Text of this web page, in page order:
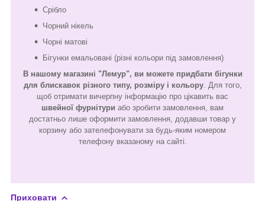
Срібло
Чорний нікель
Чорні матові
Бігунки емальовані (різні кольори під замовлення)
В нашому магазині "Лемур", ви можете придбати бігунки
для блискавок різного типу, розміру і кольору. Для того,
щоб отримати вичерпну інформацію про цікавить вас
швейної фурнітури або зробити замовлення, вам
достатньо лише оформити замовлення, додавши товар у
корзину або зателефонувати за будь-яким номером
телефону вказаному на сайті.
Приховати